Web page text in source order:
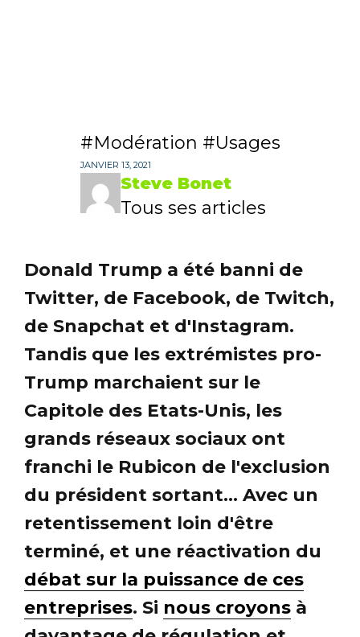
Modération Usages
JANVIER 13, 2021
Steve Bonet
Tous ses articles
Donald Trump a été banni de
Twitter, de Facebook, de Twitch,
de Snapchat et d'Instagram.
Tandis que les extrémistes pro-
Trump marchaient sur le
Capitole des Etats-Unis, les
grands réseaux sociaux ont
franchi le Rubicon de l'exclusion
du président sortant... Avec un
retentissement loin d'être
terminé, et une réactivation du
débat sur la puissance de ces
entreprises. Si nous croyons à